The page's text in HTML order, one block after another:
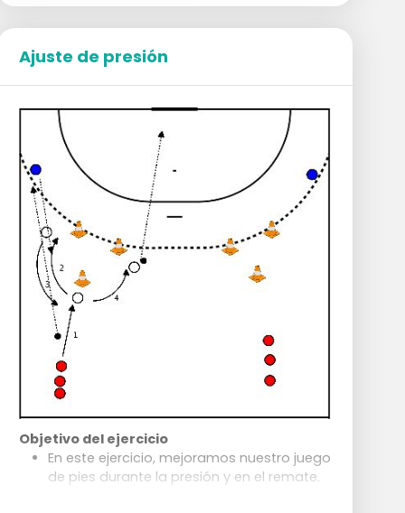
él. Esto puede dejar libre el círculo que
puede ser jugado por la acumulación. Si
no, el sustituto pasa a la otra esquina,
hasta que se marca un gol o todo el
mundo vuelve a su sitio.
Lo importante es vigilar los tiempos de
cada uno, no interponerse en el camino
del otro y pasar correctamente con un
rebote del constructor.
Inicio del ejercicio con defensas pasivos,
luego activos
Ajuste de presión
Objetivo del ejercicio
En este ejercicio, mejoramos nuestro juego
de pies durante la presión y en el remate.